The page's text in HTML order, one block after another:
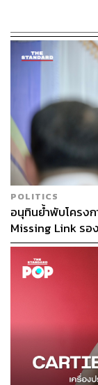
POLITICS
อนุทินย้ำพับโครง
Missing Link รอ